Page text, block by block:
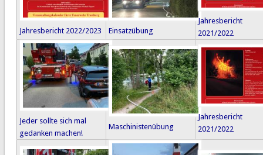
Jahresbericht 2022/2023 Einsatzübung
Jahresbericht
2021/2022
Jeder sollte sich mal
gedanken machen!
Maschinistenübung
Jahresbericht
2021/2022